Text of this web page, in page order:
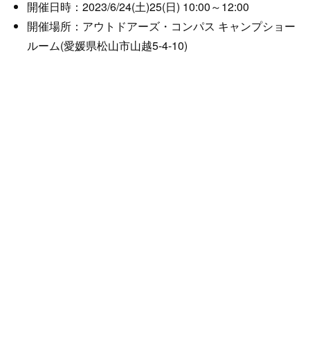
開催日時：2023/6/24(土)25(日) 10:00～12:00
開催場所：アウトドアーズ・コンパス キャンプショー
ルーム(愛媛県松山市山越5-4-10)